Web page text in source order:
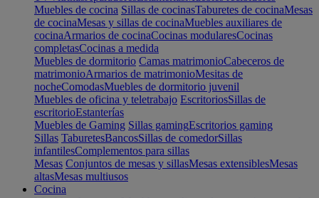
Muebles de cocina Sillas de cocinasTaburetes de cocinaMesas
de cocinaMesas y sillas de cocinaMuebles auxiliares de
cocinaArmarios de cocinaCocinas modularesCocinas
completasCocinas a medida
Muebles de dormitorio Camas matrimonioCabeceros de
matrimonioArmarios de matrimonioMesitas de
nocheComodasMuebles de dormitorio juvenil
Muebles de oficina y teletrabajo EscritoriosSillas de
escritorioEstanterías
Muebles de Gaming Sillas gamingEscritorios gaming
Sillas TaburetesBancosSillas de comedorSillas
infantilesComplementos para sillas
Mesas Conjuntos de mesas y sillasMesas extensiblesMesas
altasMesas multiusos
Cocina